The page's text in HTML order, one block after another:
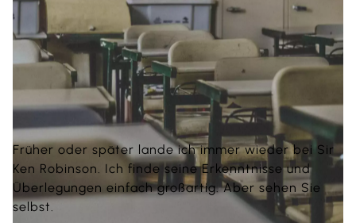
Früher oder später lande ich immer wieder bei Sir
Ken Robinson. Ich finde seine Erkenntnisse und
Überlegungen einfach großartig. Aber sehen Sie
selbst.